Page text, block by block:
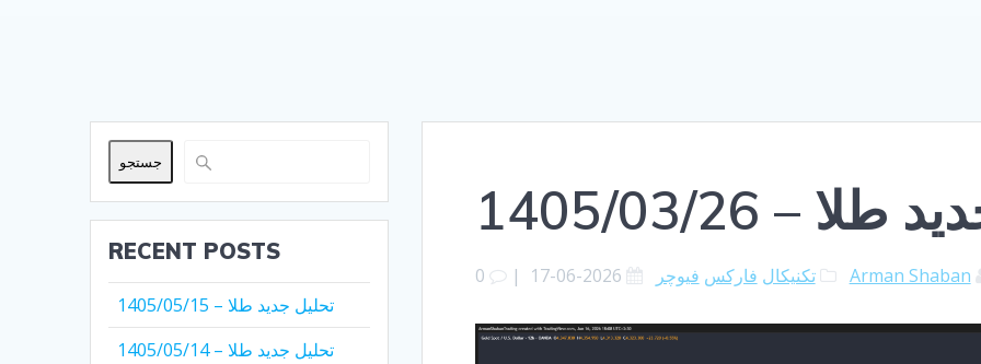
– 1405/03/26
Arman Shaban تکنیکال فارکس فیوچر 2026-06-17
|
0
جستجو
RECENT POSTS
تحلیل جدید طلا – 1405/05/15
تحلیل جدید طلا – 1405/05/14